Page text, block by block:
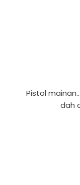
Pistol
dah